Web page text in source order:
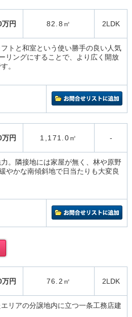
万円 82.8㎡ 2LDK
トと和室という使い勝手の良い人気
リングにすることで、より広く開放
。
万円 1,171.0㎡ -
。隣接地には家屋が無く、林や原野
やかな南傾斜地で日当たりも大変良
円 76.2㎡ 2LDK
リアの分譲地内に立つ一条工務店建